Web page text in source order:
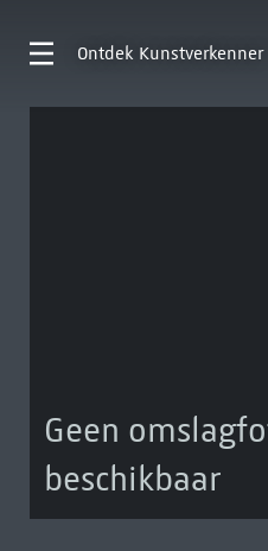
Ontdek Kunstverkenner
Geen
beschikbaar